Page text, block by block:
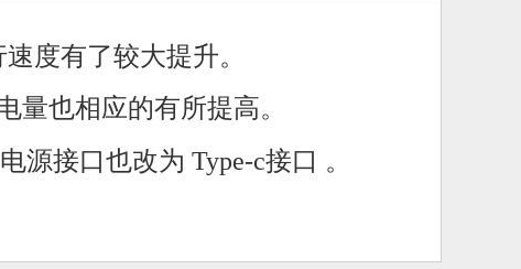
度有了较大提升。
量也相应的有所提高。
源接口也改为 Type-c接口 。